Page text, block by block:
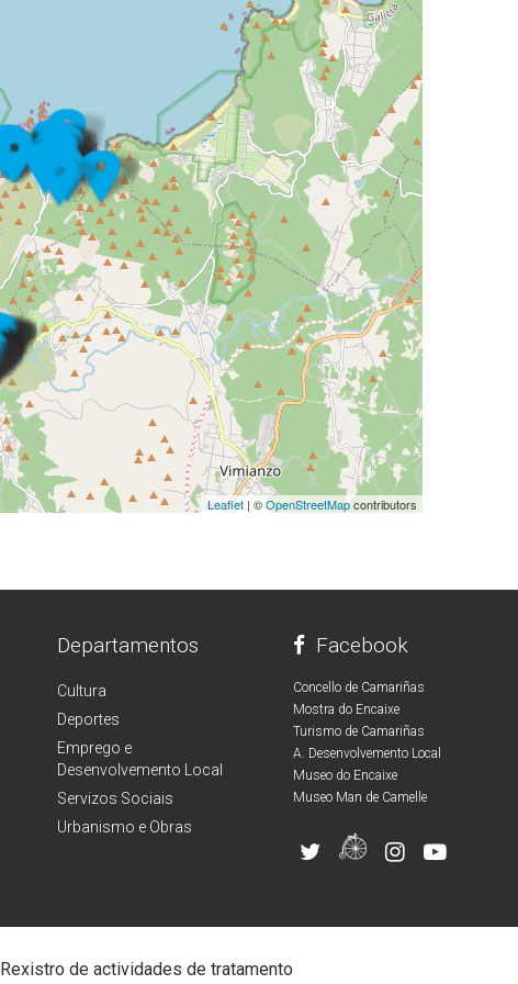
Leaflet | ©OpenStreetMapcontributors
Departamentos
Cultura
Deportes
Emprego e
Desenvolvemento Local
Servizos Sociais
Urbanismo e Obras
Facebook
Concello de Camariñas
Mostra do Encaixe
Turismo de Camariñas
A. Desenvolvemento Local
Museo do Encaixe
Museo Man de Camelle
Rexistro de actividades de tratamento